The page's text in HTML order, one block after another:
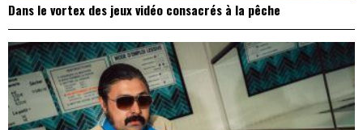
Dans le vortex des jeux vidéo consacrés à la pêche